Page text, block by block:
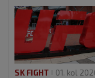
SK FIGHT 01. kol